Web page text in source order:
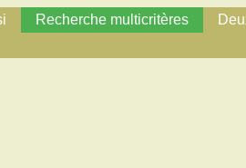
Recherche multicritères